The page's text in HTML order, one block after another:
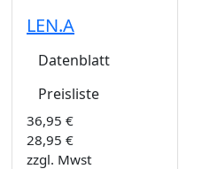
LEN.A
Datenblatt
Preisliste
36,95 €
28,95 €
zzgl. Mwst